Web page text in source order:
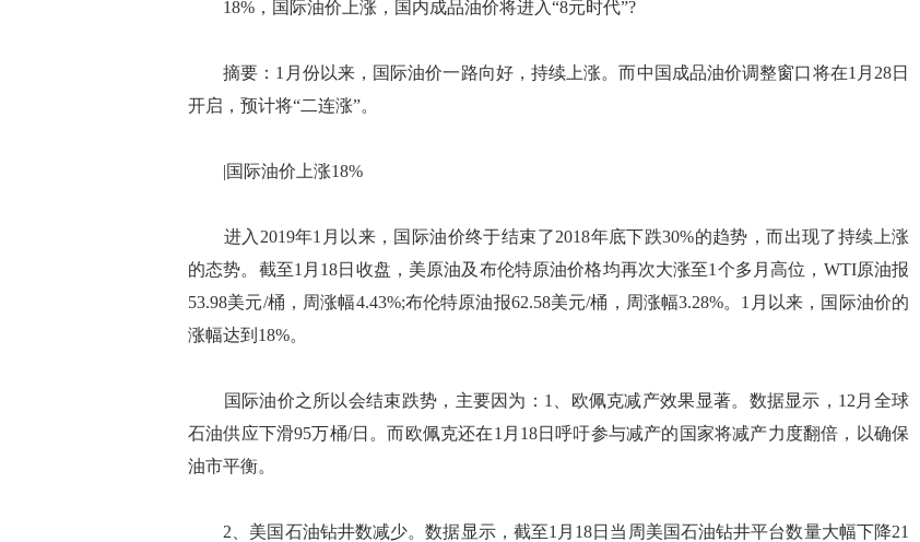
18%，国际油价上涨，国内成品油价将进入“8元时代”?
摘要：1月份以来，国际油价一路向好，持续上涨。而中国成品油价调整窗口将在1月28日
开启，预计将“二连涨”。
|国际油价上涨18%
进入2019年1月以来，国际油价终于结束了2018年底下跌30%的趋势，而出现了持续上涨
的态势。截至1月18日收盘，美原油及布伦特原油价格均再次大涨至1个多月高位，WTI原油报
53.98美元/桶，周涨幅4.43%;布伦特原油报62.58美元/桶，周涨幅3.28%。1月以来，国际油价的
涨幅达到18%。
国际油价之所以会结束跌势，主要因为：1、欧佩克减产效果显著。数据显示，12月全球
石油供应下滑95万桶/日。而欧佩克还在1月18日呼吁参与减产的国家将减产力度翻倍，以确保
油市平衡。
2、美国石油钻井数减少。数据显示，截至1月18日当周美国石油钻井平台数量大幅下降21